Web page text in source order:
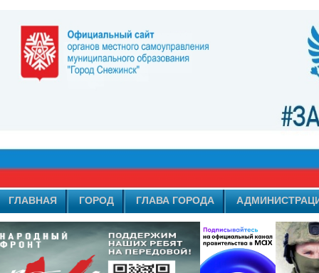
ГЛАВНАЯ ГОРОД ГЛАВА ГОРОДА